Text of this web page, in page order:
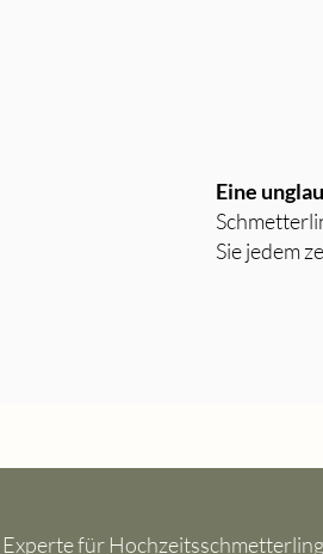
Eine
Sie jedem
für